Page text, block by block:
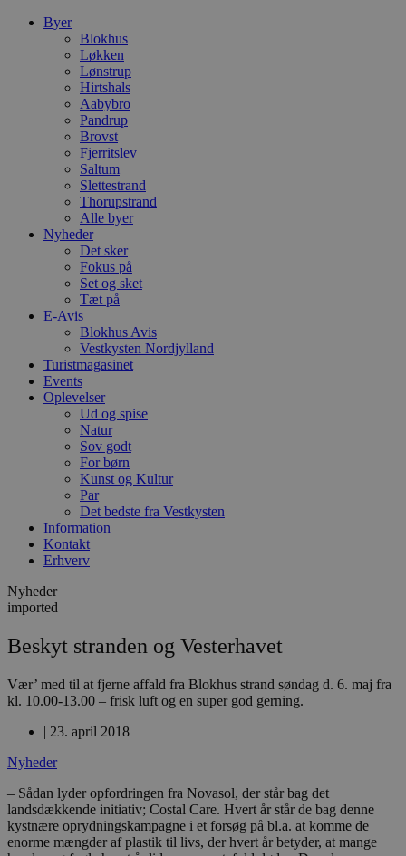
Byer
Blokhus
Løkken
Lønstrup
Hirtshals
Aabybro
Pandrup
Brovst
Fjerritslev
Saltum
Slettestrand
Thorupstrand
Alle byer
Nyheder
Det sker
Fokus på
Set og sket
Tæt på
E-Avis
Blokhus Avis
Vestkysten Nordjylland
Turistmagasinet
Events
Oplevelser
Ud og spise
Natur
Sov godt
For børn
Kunst og Kultur
Par
Det bedste fra Vestkysten
Information
Kontakt
Erhverv
Nyheder
imported
Beskyt stranden og Vesterhavet
Vær’ med til at fjerne affald fra Blokhus strand søndag d. 6. maj fra
kl. 10.00-13.00 – frisk luft og en super god gerning.
| 23. april 2018
Nyheder
– Sådan lyder opfordringen fra Novasol, der står bag det
landsdækkende initiativ; Costal Care. Hvert år står de bag denne
kystnære oprydningskampagne i et forsøg på bl.a. at komme de
enorme mængder af plastik til livs, der hvert år betyder, at mange